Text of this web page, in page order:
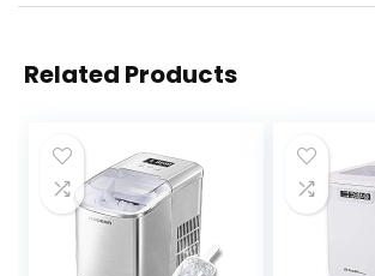
Related Products